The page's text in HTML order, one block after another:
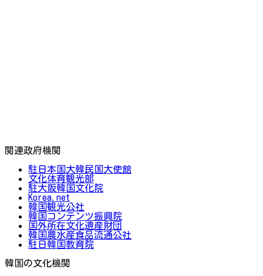
関連政府機関
駐日本国大韓民国大使館
文化体育観光部
駐大阪韓国文化院
Korea.net
韓国観光公社
韓国コンテンツ振興院
国外所在文化遺産財団
韓国農水産食品流通公社
駐日韓国教育院
韓国の文化機関